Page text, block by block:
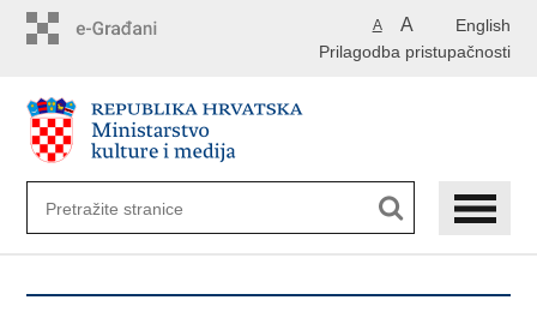
English
A A
Prilagodba pristupačnosti